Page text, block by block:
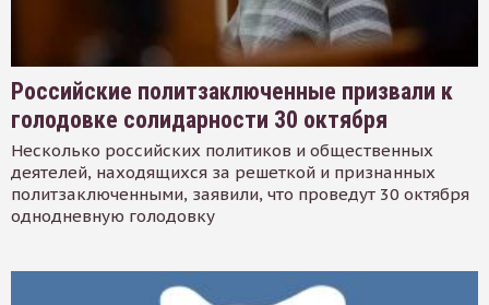
Российские политзаключенные призвали к
голодовке солидарности 30 октября
Несколько российских политиков и общественных
деятелей, находящихся за решеткой и признанных
политзаключенными, заявили, что проведут 30 октября
однодневную голодовку